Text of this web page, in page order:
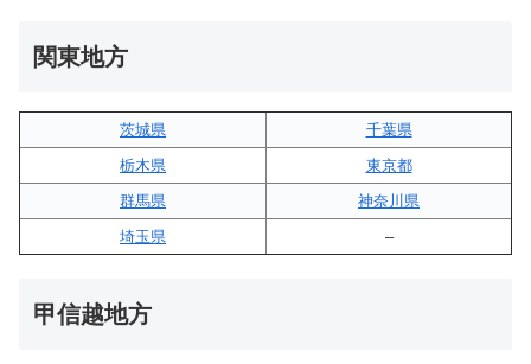
関東地方
茨城県
千葉県
栃木県
東京都
群馬県
神奈川県
埼玉県
–
甲信越地方